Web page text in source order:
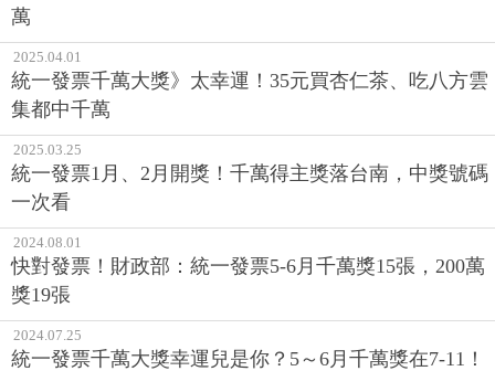
萬
2025.04.01
統一發票千萬大獎》太幸運！35元買杏仁茶、吃八方雲
集都中千萬
2025.03.25
統一發票1月、2月開獎！千萬得主獎落台南，中獎號碼
一次看
2024.08.01
快對發票！財政部：統一發票5-6月千萬獎15張，200萬
獎19張
2024.07.25
統一發票千萬大獎幸運兒是你？5～6月千萬獎在7-11！